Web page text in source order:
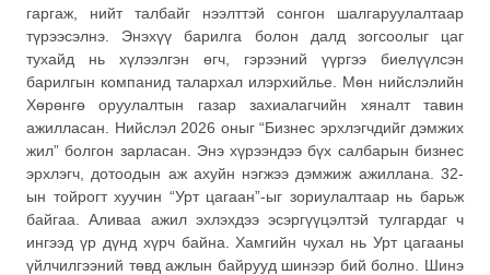
гаргаж, нийт талбайг нээлттэй сонгон шалгаруулалтаар
түрээсэлнэ. Энэхүү барилга болон далд зогсоолыг цаг
тухайд нь хүлээлгэн өгч, гэрээний үүргээ биелүүлсэн
барилгын компанид талархал илэрхийлье. Мөн нийслэлийн
Хөрөнгө оруулалтын газар захиалагчийн хяналт тавин
ажилласан. Нийслэл 2026 оныг “Бизнес эрхлэгчдийг дэмжих
жил” болгон зарласан. Энэ хүрээндээ бүх салбарын бизнес
эрхлэгч, дотоодын аж ахуйн нэгжээ дэмжиж ажиллана. 32-
ын тойрогт хуучин “Урт цагаан”-ыг зориулалтаар нь барьж
байгаа. Аливаа ажил эхлэхдээ эсэргүүцэлтэй тулгардаг ч
ингээд үр дүнд хүрч байна. Хамгийн чухал нь Урт цагааны
үйлчилгээний төвд ажлын байрууд шинээр бий болно. Шинэ